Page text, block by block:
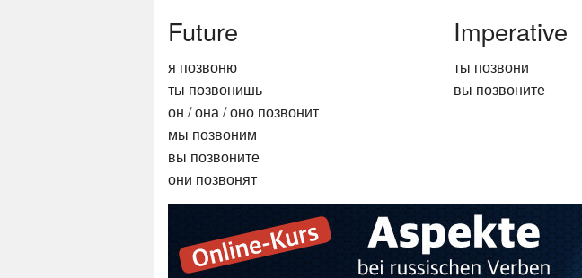
Future
я позвоню
ты позвонишь
он / она / оно позвонит
мы позвоним
вы позвоните
они позвонят
Imperative
ты позвони
вы позвоните